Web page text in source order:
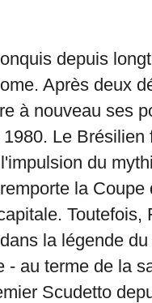
depuis
Après deux
à nouveau ses
Le Brésilien
du
la Coupe
Toutefois,
la légende
- au terme de la
Scudetto